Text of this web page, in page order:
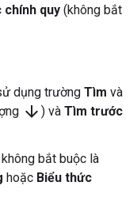
chính quy (không bắt
dụng trường Tìm và
arrow_downward ) và Tìm trước
bắt buộc là
hoặc Biểu thức